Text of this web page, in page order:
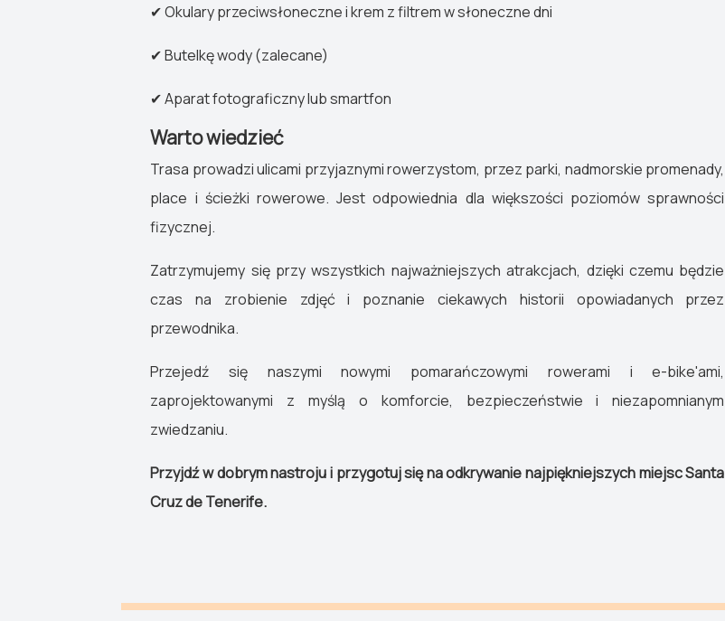
✔ Okulary przeciwsłoneczne i krem z filtrem w słoneczne dni
✔ Butelkę wody (zalecane)
✔ Aparat fotograficzny lub smartfon
Warto wiedzieć
Trasa prowadzi ulicami przyjaznymi rowerzystom, przez parki, nadmorskie promenady,
place i ścieżki rowerowe. Jest odpowiednia dla większości poziomów sprawności
fizycznej.
Zatrzymujemy się przy wszystkich najważniejszych atrakcjach, dzięki czemu będzie
czas na zrobienie zdjęć i poznanie ciekawych historii opowiadanych przez
przewodnika.
Przejedź się naszymi nowymi pomarańczowymi rowerami i e-bike'ami,
zaprojektowanymi z myślą o komforcie, bezpieczeństwie i niezapomnianym
zwiedzaniu.
Przyjdź w dobrym nastroju i przygotuj się na odkrywanie najpiękniejszych miejsc Santa
Cruz de Tenerife.